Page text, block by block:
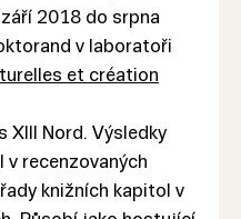
2018 do srpna
v laboratoři
et création
XIII Nord. Výsledky
v recenzovaných
knižních kapitol v